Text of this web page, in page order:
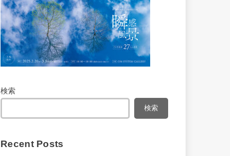
検索
検索
Recent Posts